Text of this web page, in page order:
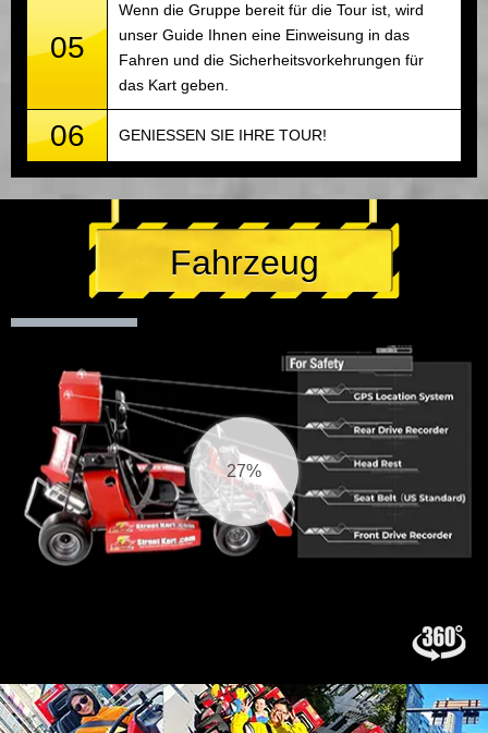
05
Wenn die Gruppe bereit für die Tour ist, wird
unser Guide Ihnen eine Einweisung in das
Fahren und die Sicherheitsvorkehrungen für
das Kart geben.
06 GENIESSEN SIE IHRE TOUR!
Fahrzeug
27%